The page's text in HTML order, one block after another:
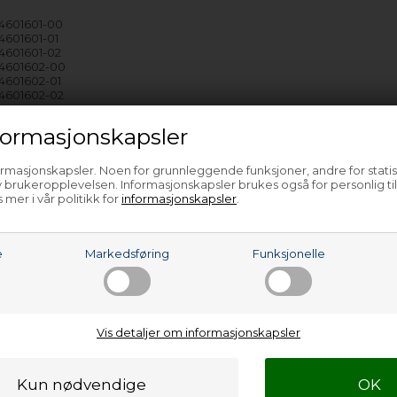
Noen for grunnleggende funksjoner, andre for
Informasjonskapsler brukes også for personlig
mer i vår politikk for informasjonskapsler
Markedsføring Funksjonelle
Vis detaljer om informasjonskapsler
00
01
02
00
01
02
00
02
00
01
02
00
01
00
01
02
00
01
00
01